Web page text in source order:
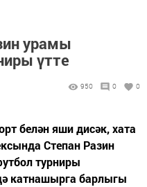
урамы
үтте
950 0 0
белән яши дисәк, хата
Степан Разин
турниры
катнашырга барлыгы